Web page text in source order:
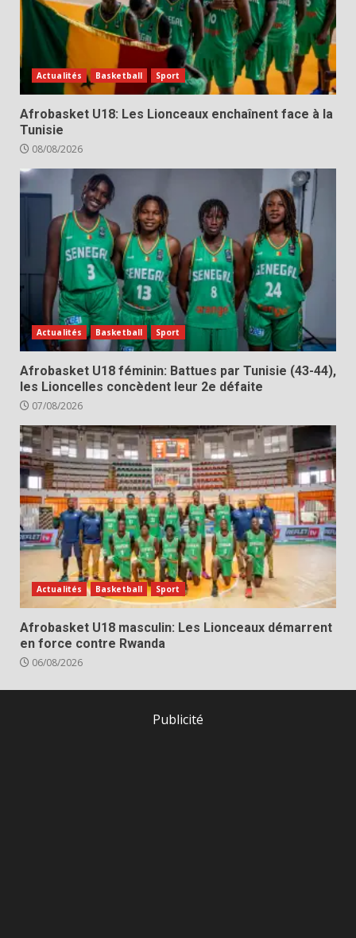
Actualités Basketball Sport
Afrobasket U18: Les Lionceaux enchaînent face à la
Tunisie
08/08/2026
Actualités Basketball Sport
Afrobasket U18 féminin: Battues par Tunisie (43-44),
les Lioncelles concèdent leur 2e défaite
07/08/2026
Actualités Basketball Sport
Afrobasket U18 masculin: Les Lionceaux démarrent
en force contre Rwanda
06/08/2026
Publicité